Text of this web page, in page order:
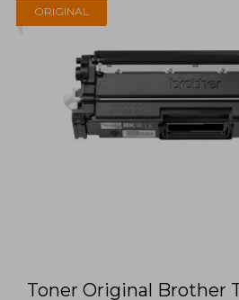
ORIGINAL
Toner Original Brother